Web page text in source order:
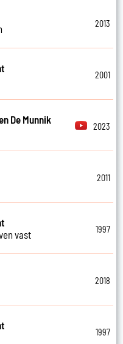
2013
2001
De Munnik
2023
2011
vast
1997
2018
1997